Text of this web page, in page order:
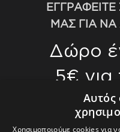
ΕΓΓΡΑΦΕΙΤΕ
ΜΑΣ ΓΙΑ
Δώρο
5€ για
Αυτός
Χρησιμοποιούμε cookies για